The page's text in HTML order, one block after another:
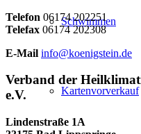
Schwimmen
Kartenvorverkauf
Telefon 06174 202251
Telefax 06174 202308
E-Mail info@koenigstein.de
Verband der
e.V.
Lindenstraße 1A